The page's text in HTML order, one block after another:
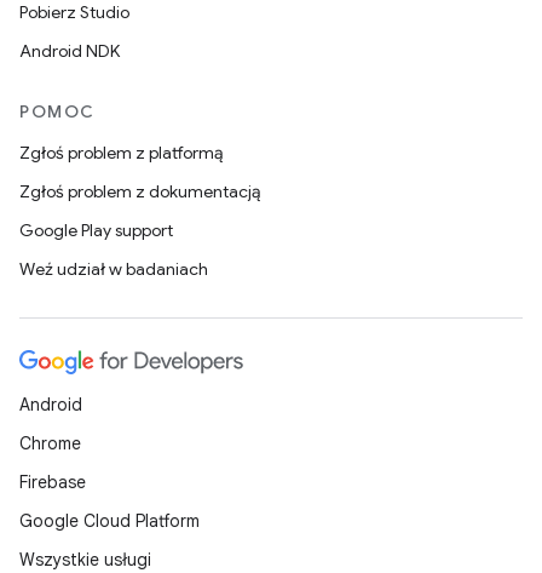
Pobierz Studio
Android NDK
POMOC
Zgłoś problem z platformą
Zgłoś problem z dokumentacją
Google Play support
Weź udział w badaniach
Android
Chrome
Firebase
Google Cloud Platform
Wszystkie usługi